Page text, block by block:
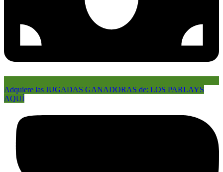
Adquiere las JUGADAS GANADORAS de: LOS PARLAYS
AQUÍ